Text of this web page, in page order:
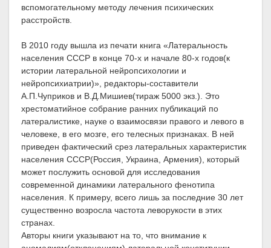
вспомогательному методу лечения психических
расстройств.
В 2010 году вышла из печати книга «Латеральность
населения СССР в конце 70-х и начале 80-х годов(к
истории латеральной нейропсихологии и
нейропсихиатрии)», редакторы-составители
А.П.Чуприков и В.Д.Мишиев(тираж 5000 экз.). Это
хрестоматийное собрание ранних публикаций по
латералистике, науке о взаимосвязи правого и левого в
человеке, в его мозге, его телесных признаках. В ней
приведен фактический срез латеральных характеристик
населения СССР(Россия, Украина, Армения), который
может послужить основой для исследования
современной динамики латерального фенотипа
населения. К примеру, всего лишь за последние 30 лет
существенно возросла частота леворукости в этих
странах.
Авторы книги указывают на то, что внимание к